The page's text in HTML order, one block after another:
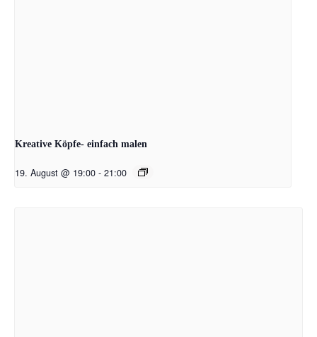
Kreative Köpfe- einfach malen
19. August @ 19:00 - 21:00